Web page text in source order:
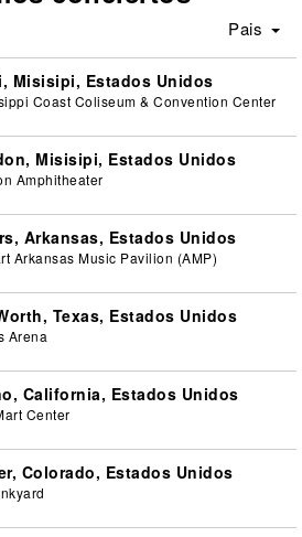
Pais
Misisipi, Estados Unidos
Coast Coliseum & Convention Center
Misisipi, Estados Unidos
Amphitheater
Arkansas, Estados Unidos
Arkansas Music Pavilion (AMP)
Texas, Estados Unidos
Arena
California, Estados Unidos
Center
Colorado, Estados Unidos